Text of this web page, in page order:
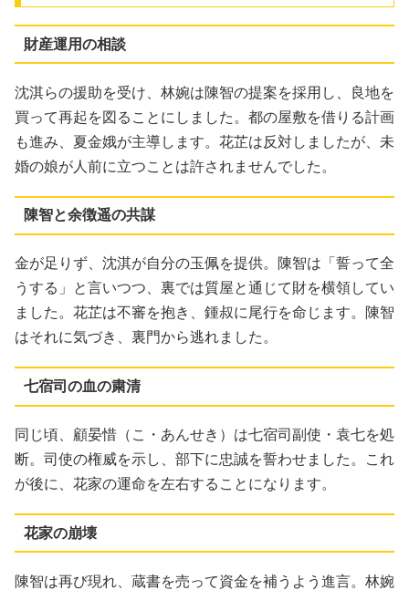
財産運用の相談
沈淇らの援助を受け、林婉は陳智の提案を採用し、良地を
買って再起を図ることにしました。都の屋敷を借りる計画
も進み、夏金娥が主導します。花芷は反対しましたが、未
婚の娘が人前に立つことは許されませんでした。
陳智と余徴遥の共謀
金が足りず、沈淇が自分の玉佩を提供。陳智は「誓って全
うする」と言いつつ、裏では質屋と通じて財を横領してい
ました。花芷は不審を抱き、鍾叔に尾行を命じます。陳智
はそれに気づき、裏門から逃れました。
七宿司の血の粛清
同じ頃、顧晏惜（こ・あんせき）は七宿司副使・袁七を処
断。司使の権威を示し、部下に忠誠を誓わせました。これ
が後に、花家の運命を左右することになります。
花家の崩壊
陳智は再び現れ、蔵書を売って資金を補うよう進言。林婉